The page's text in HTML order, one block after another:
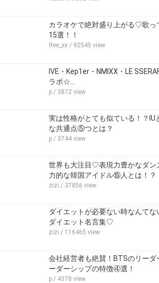
カラオケで絶対盛り上がる♡歌っ
15選！！
Ree_xx / 92545 view
IVE・Kep1er・NMIXX・LE
ラボ☆…
p / 3872 view
実は性格がとても似ている！？IU
な共通点⑤つとは？
p / 3744 view
世界も大注目♡表現力豊かなダン
力的な韓国アイドル⑮人とは！？
zizi / 37856 view
ダイエットが必要ない時なんてな
ダイエット名言集♡
zizi / 116465 view
会社経営者も絶賛！BTSのリーダ
ーダーシップの特徴④選！
p / 4378 view